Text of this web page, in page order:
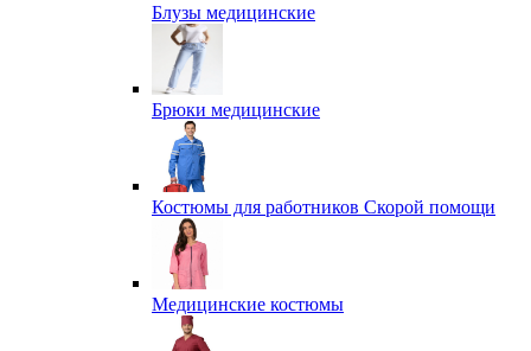
Блузы медицинские
Брюки медицинские
Костюмы для работников Скорой помощи
Медицинские костюмы